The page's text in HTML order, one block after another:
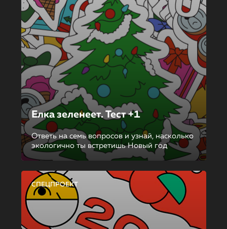
Елка зеленеет. Тест +1
Ответь на семь вопросов и узнай, насколько
экологично ты встретишь Новый год
СПЕЦПРОЕКТ